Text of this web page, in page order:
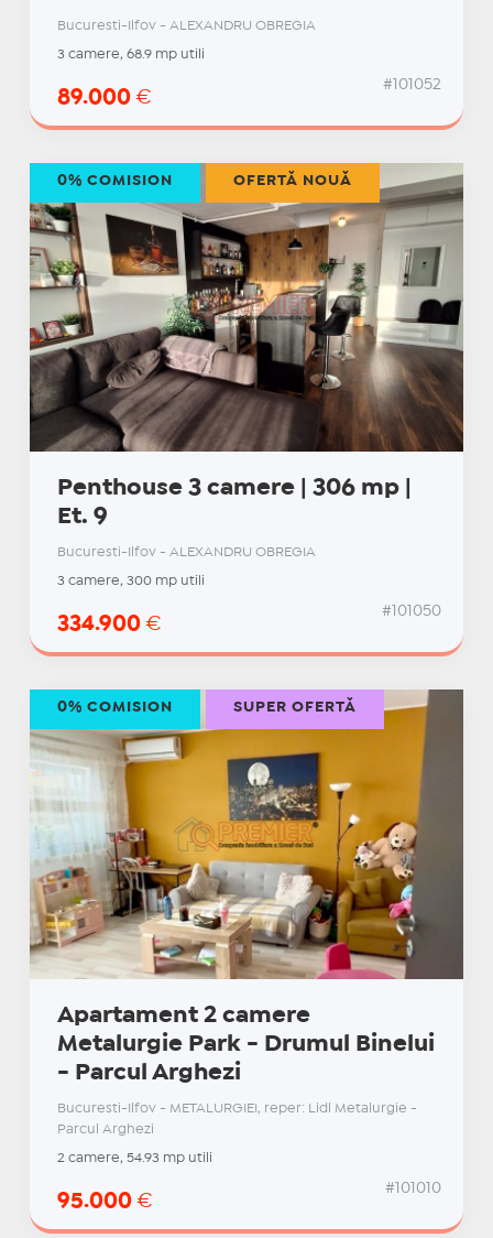
Bucuresti-Ilfov - ALEXANDRU OBREGIA
3 camere, 68.9 mp utili
89.000 €
#101052
Penthouse 3 camere | 306 mp |
Et. 9
Bucuresti-Ilfov - ALEXANDRU OBREGIA
3 camere, 300 mp utili
334.900 €
#101050
0% COMISION OFERTĂ NOUĂ
Apartament 2 camere
Metalurgie Park - Drumul Binelui
- Parcul Arghezi
Bucuresti-Ilfov - METALURGIEI, reper: Lidl Metalurgie -
Parcul Arghezi
2 camere, 54.93 mp utili
95.000 €
#101010
0% COMISION SUPER OFERTĂ